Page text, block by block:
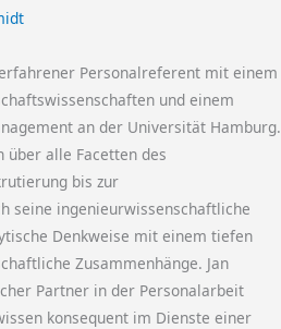
Personalreferent mit einem
und einem
an der Universität Hamburg.
über alle Facetten des
bis zur
seine ingenieurwissenschaftliche
Denkweise mit einem tiefen
Zusammenhänge. Jan
Partner in der Personalarbeit
konsequent im Dienste einer